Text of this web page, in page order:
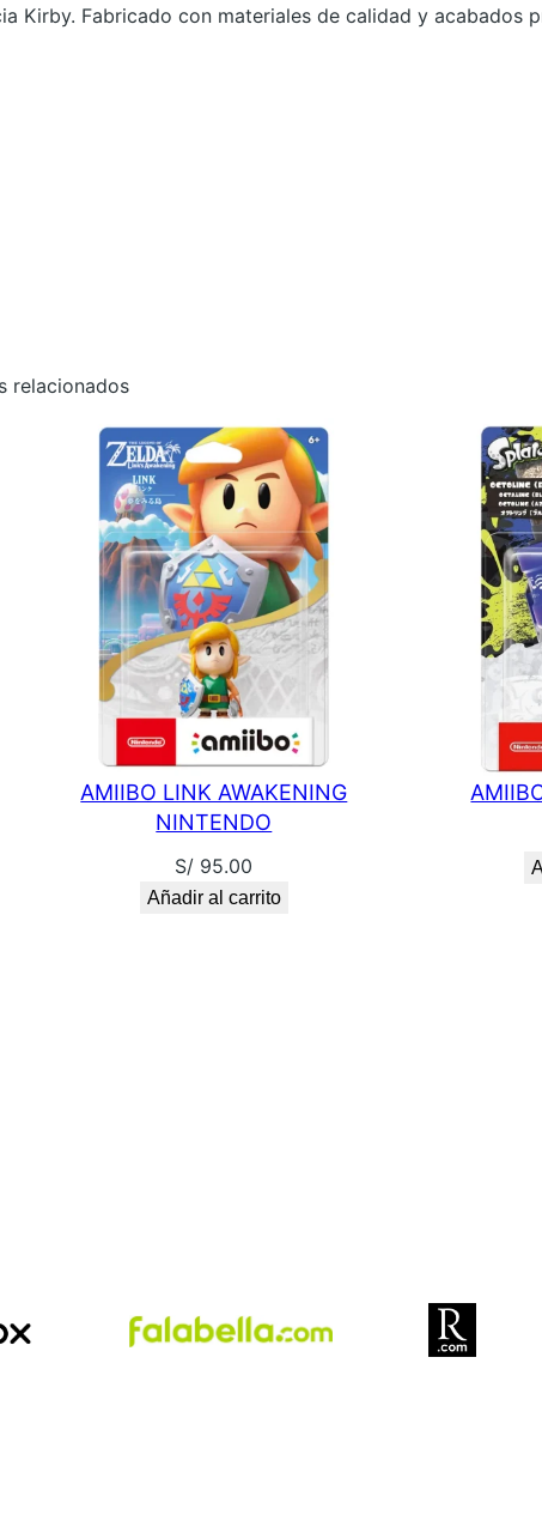
Kirby. Fabricado con materiales de calidad y acabados
relacionados
AMIIBO LINK AWAKENING
NINTENDO
S/ 95.00
Añadir al carrito